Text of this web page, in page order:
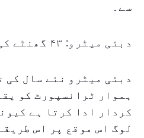
سے۔
دبئی میٹرو: ۴۳ گھنٹے کی مسلسل آپریشن
دبئی میٹرو نئے سال کی
ہموار ٹرانسپورٹ کو
کردار ادا کرتا ہے
لوگ اس موقع پر اس